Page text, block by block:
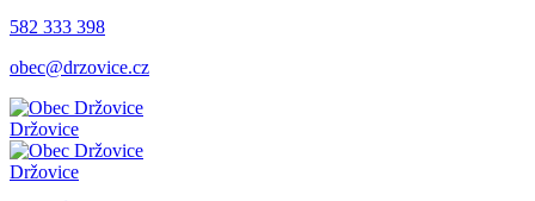
582 333 398
obec@drzovice.cz
Držovice
Držovice